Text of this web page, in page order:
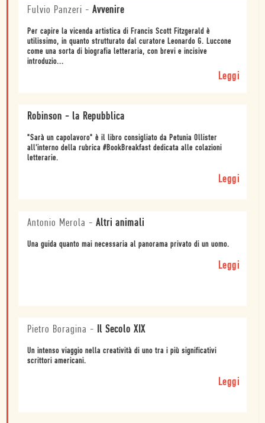
Fulvio Panzeri - Avvenire
Per capire la vicenda artistica di Francis Scott Fitzgerald è
utilissimo, in quanto strutturato dal curatore Leonardo G. Luccone
come una sorta di biografia letteraria, con brevi e incisive
introduzio...
Leggi
Robinson - la Repubblica
"Sarà un capolavoro" è il libro consigliato da Petunia Ollister
all'interno della rubrica #BookBreakfast dedicata alle colazioni
letterarie.
Leggi
Antonio Merola - Altri animali
Una guida quanto mai necessaria al panorama privato di un uomo.
Leggi
Pietro Boragina - Il Secolo XIX
Un intenso viaggio nella creatività di uno tra i più significativi
scrittori americani.
Leggi